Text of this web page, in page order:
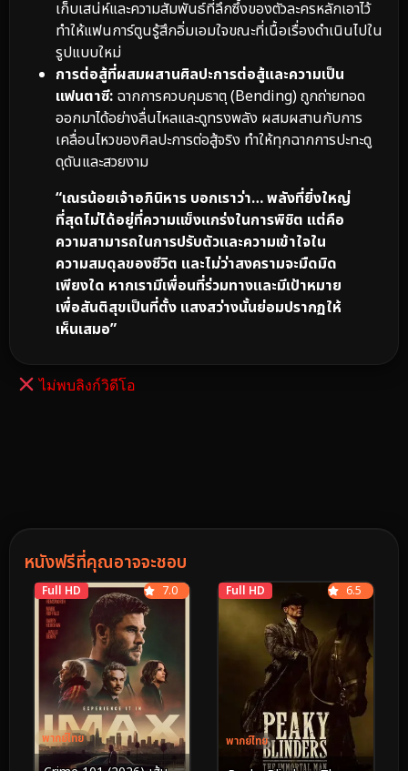
เก็บเสน่ห์และความสัมพันธ์ที่ลึกซึ้งของตัวละครหลักเอาไว้
ทำให้แฟนการ์ตูนรู้สึกอิ่มเอมใจขณะที่เนื้อเรื่องดำเนินไปใน
รูปแบบใหม่
การต่อสู้ที่ผสมผสานศิลปะการต่อสู้และความเป็น
แฟนตาซี: ฉากการควบคุมธาตุ (Bending) ถูกถ่ายทอด
ออกมาได้อย่างลื่นไหลและดูทรงพลัง ผสมผสานกับการ
เคลื่อนไหวของศิลปะการต่อสู้จริง ทำให้ทุกฉากการปะทะดู
ดุดันและสวยงาม
“เณรน้อยเจ้าอภินิหาร บอกเราว่า… พลังที่ยิ่งใหญ่
ที่สุดไม่ได้อยู่ที่ความแข็งแกร่งในการพิชิต แต่คือ
ความสามารถในการปรับตัวและความเข้าใจใน
ความสมดุลของชีวิต และไม่ว่าสงครามจะมืดมิด
เพียงใด หากเรามีเพื่อนที่ร่วมทางและมีเป้าหมาย
เพื่อสันติสุขเป็นที่ตั้ง แสงสว่างนั้นย่อมปรากฏให้
เห็นเสมอ”
ไม่พบลิงก์วิดีโอ
หนังฟรีที่คุณอาจจะชอบ
Full HD
พากย์ไทย
7.0 Full HD
พากย์ไทย
6.5